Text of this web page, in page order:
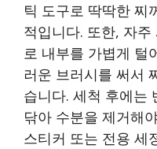
틱 도구로 딱딱한 찌
적입니다. 또한, 자
로 내부를 가볍게 털
러운 브러시를 써서
습니다. 세척 후에는
닦아 수분을 제거해
스티커 또는 전용 세